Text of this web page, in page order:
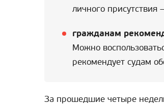
личного присутствия
гражданам
Можно
рекомендует судам
За прошедшие четыре